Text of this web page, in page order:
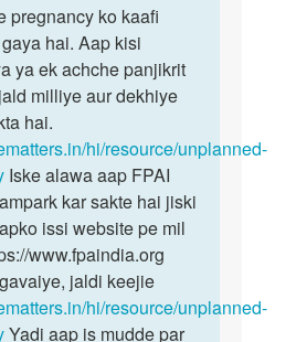
pregnancy ko kaafi
hai. Aap kisi
ya ek achche panjikrit
milliye aur dekhiye
hai.
hi/resource/unplanned-
Iske alawa aap FPAI
kar sakte hai jiski
issi website pe mil
www.fpaindia.org
jaldi keejie
hi/resource/unplanned-
Yadi aap is mudde par